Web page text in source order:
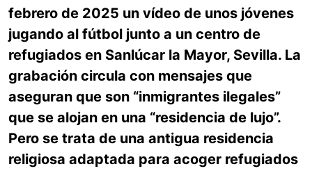
febrero de 2025 un vídeo de unos jóvenes
jugando al fútbol junto a un centro de
refugiados en Sanlúcar la Mayor, Sevilla. La
grabación circula con mensajes que
aseguran que son “inmigrantes ilegales”
que se alojan en una “residencia de lujo”.
Pero se trata de una antigua residencia
religiosa adaptada para acoger refugiados